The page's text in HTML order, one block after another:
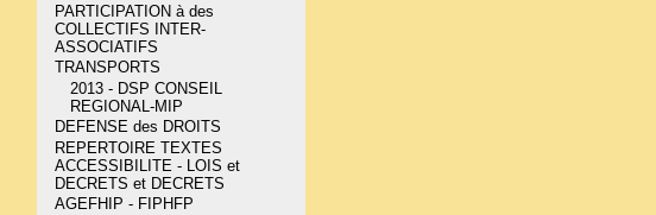
PARTICIPATION à des
COLLECTIFS INTER-
ASSOCIATIFS
TRANSPORTS
2013 - DSP CONSEIL
REGIONAL-MIP
DEFENSE des DROITS
REPERTOIRE TEXTES
ACCESSIBILITE - LOIS et
DECRETS et DECRETS
AGEFHIP - FIPHFP